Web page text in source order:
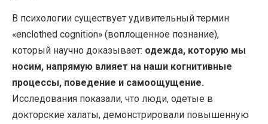
В психологии существует удивительный термин
«enclothed cognition» (воплощенное познание),
который научно доказывает: одежда, которую мы
носим, напрямую влияет на наши когнитивные
процессы, поведение и самоощущение.
Исследования показали, что люди, одетые в
докторские халаты, демонстрировали повышенную